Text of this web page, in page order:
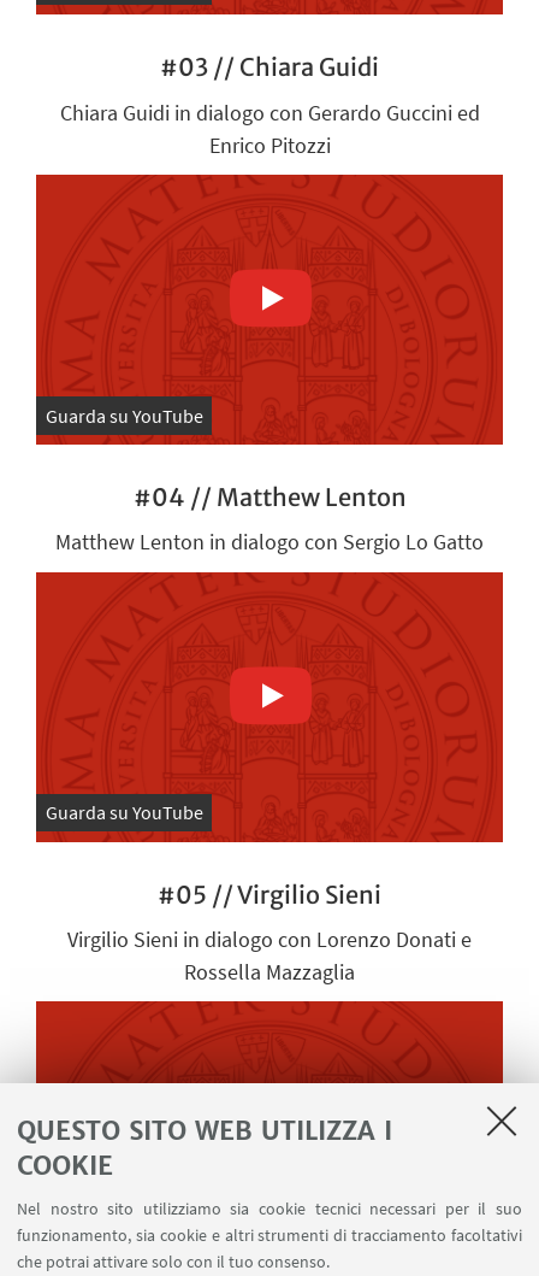
QUESTO SITO WEB UTILIZZA I
COOKIE
Nel nostro sito utilizziamo sia cookie tecnici necessari per il suo
funzionamento, sia cookie e altri strumenti di tracciamento facoltativi
che potrai attivare solo con il tuo consenso.
#03 // Chiara Guidi
Chiara Guidi in dialogo con Gerardo Guccini ed
Enrico Pitozzi
Guarda su YouTube
#04 // Matthew Lenton
Matthew Lenton in dialogo con Sergio Lo Gatto
Guarda su YouTube
#05 // Virgilio Sieni
Virgilio Sieni in dialogo con Lorenzo Donati e
Rossella Mazzaglia
Guarda su YouTube